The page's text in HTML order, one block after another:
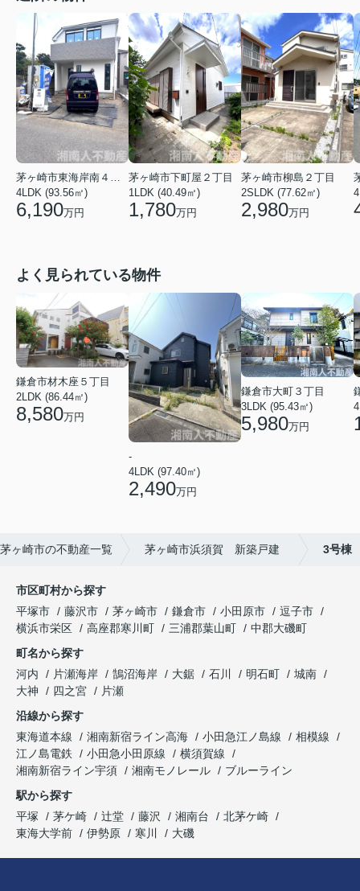
4LDK (93.56㎡)
6,190万円
茅ヶ崎市下町屋２丁目
1LDK (40.49㎡)
1,780万円
茅ヶ崎市柳島２丁目
2SLDK (77.62㎡)
2,980万円
よく見られている物件
鎌倉市材木座５丁目
2LDK (86.44㎡)
8,580万円
-
4LDK (97.40㎡)
2,490万円
鎌倉市大町３丁目
3LDK (95.43㎡)
5,980万円
茅ヶ崎市の不動産一覧 茅ヶ崎市浜須賀 新築戸建 3号棟
市区町村から探す
平塚市
藤沢市 茅ヶ崎市 鎌倉市 小田原市
逗子市
横浜市栄区
高座郡寒川町 三浦郡葉山町
中郡大磯町
町名から探す
河内
片瀬海岸 鵠沼海岸 大鋸 石川 明石町
城南
大神
四之宮
片瀬
沿線から探す
東海道本線
湘南新宿ライン高海 小田急江ノ島線
相模線
江ノ島電鉄
小田急小田原線
横須賀線
湘南新宿ライン宇須
湘南モノレール
ブルーライン
駅から探す
平塚
茅ケ崎 辻堂 藤沢 湘南台
北茅ケ崎
東海大学前
伊勢原 寒川 大磯